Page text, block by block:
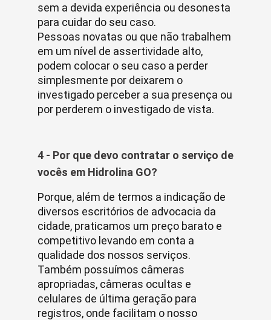
sem a devida experiência ou desonesta
para cuidar do seu caso.
Pessoas novatas ou que não trabalhem
em um nível de assertividade alto,
podem colocar o seu caso a perder
simplesmente por deixarem o
investigado perceber a sua presença ou
por perderem o investigado de vista.
4 - Por que devo contratar o serviço de
vocês em Hidrolina GO?
Porque, além de termos a indicação de
diversos escritórios de advocacia da
cidade, praticamos um preço barato e
competitivo levando em conta a
qualidade dos nossos serviços.
Também possuímos câmeras
apropriadas, câmeras ocultas e
celulares de última geração para
registros, onde facilitam o nosso